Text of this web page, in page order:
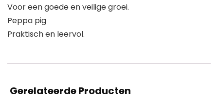
Voor een goede en veilige groei.
Peppa pig
Praktisch en leervol.
Gerelateerde Producten